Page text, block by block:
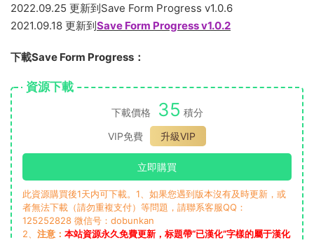
2022.09.25 更新到Save Form Progress v1.0.6
2021.09.18 更新到Save Form Progress v1.0.2
下載Save Form Progress：
資源下載
下載價格 35 積分
VIP免費
升級VIP
立即購買
此資源購買後1天内可下載。1、如果您遇到版本沒有及時更新，或
者無法下載（請勿重複支付）等問題，請聯系客服QQ：
125252828 微信号：dobunkan
2、 注意： 本站資源永久免費更新，标題帶“已漢化”字樣的屬于漢化